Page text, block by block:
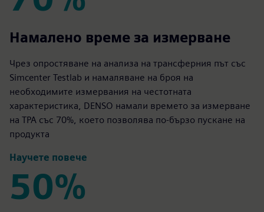
70%
Намалено време за измерване
Чрез опростяване на анализа на трансферния път със
Simcenter Testlab и намаляване на броя на
необходимите измервания на честотната
характеристика, DENSO намали времето за измерване
на TPA със 70%, което позволява по-бързо пускане на
продукта
Научете повече
50%